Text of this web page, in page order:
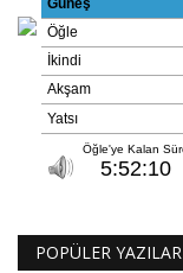
POPÜLER YAZILAR